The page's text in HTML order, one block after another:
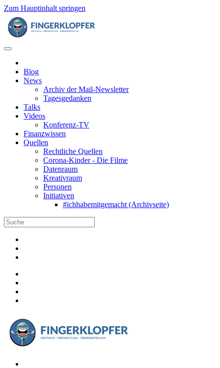
Zum Hauptinhalt springen
Blog
News
Archiv der Mail-Newsletter
Tagesgedanken
Talks
Videos
Konferenz-TV
Finanzwissen
Quellen
Rechtliche Quellen
Corona-Kinder - Die Filme
Datenraum
Kreativraum
Personen
Initiativen
#ichhabemitgemacht (Archivseite)